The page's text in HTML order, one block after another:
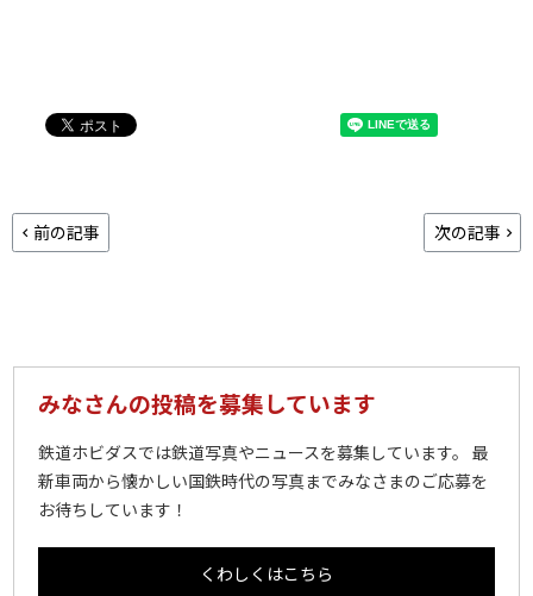
前の記事 次の記事
みなさんの投稿を募集しています
鉄道ホビダスでは鉄道写真やニュースを募集しています。 最
新車両から懐かしい国鉄時代の写真までみなさまのご応募を
お待ちしています！
くわしくはこちら